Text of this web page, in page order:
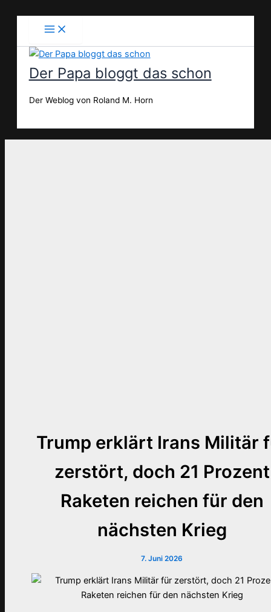
Der Papa bloggt das schon
Der Weblog von Roland M. Horn
Trump erklärt Irans Militär
zerstört, doch 21 Prozent
Raketen reichen für den
nächsten Krieg
7. Juni 2026